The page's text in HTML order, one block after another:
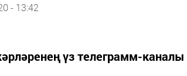
- 13:42
үз телеграмм-каналы